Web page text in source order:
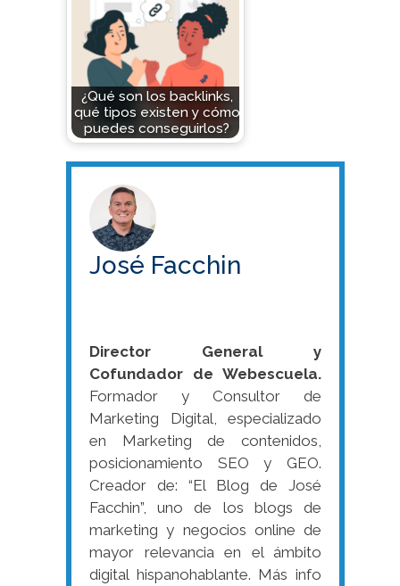
¿Qué son los backlinks,
qué tipos existen y cómo
puedes conseguirlos?
José Facchin
Director General y
Cofundador de Webescuela.
Formador y Consultor de
Marketing Digital, especializado
en Marketing de contenidos,
posicionamiento SEO y GEO.
Creador de: “El Blog de José
Facchin”, uno de los blogs de
marketing y negocios online de
mayor relevancia en el ámbito
digital hispanohablante. Más info